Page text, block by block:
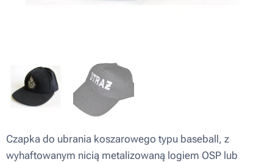
Czapka do ubrania koszarowego typu baseball, z
wyhaftowanym nicią metalizowaną logiem OSP lub